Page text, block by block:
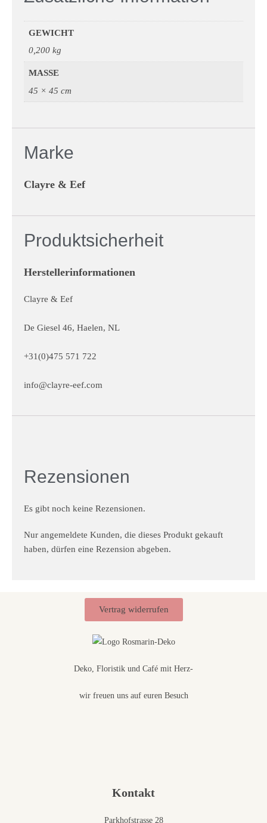
GEWICHT
0,200 kg
MASSE
45 × 45 cm
Marke
Clayre & Eef
Produktsicherheit
Herstellerinformationen
Clayre & Eef
De Giesel 46, Haelen, NL
+31(0)475 571 722
info@clayre-eef.com
Rezensionen
Es gibt noch keine Rezensionen.
Nur angemeldete Kunden, die dieses Produkt gekauft
haben, dürfen eine Rezension abgeben.
Vertrag widerrufen
Deko, Floristik und Café mit Herz-
wir freuen uns auf euren Besuch
Kontakt
Parkhofstrasse 28